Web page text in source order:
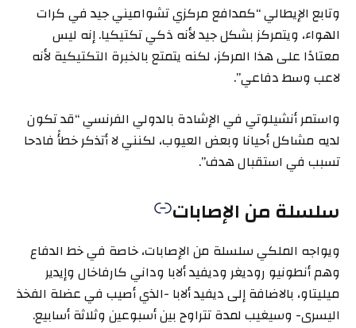
وتابع الإيطالي “كمدافع مركزي تشواميني جيد في كرات
الهواء، ويتمركز بشكل جيد لأنه ذكي تكتيكيا. إنه ليس
معتادًا على هذا المركز، لكنه يتمتع بالخبرة التكتيكية لأنه
لاعب وسط دفاعي”.
واستمر أنشيلوتي في الإشادة بالدولي الفرنسي “قد تكون
لديه مشاكل أحيانا وبعض العيوب، لكنني لا أتذكر خطأً فادحا
تسبب في استقبال هدف”.
سلسلة من الإصابات
ويواجه الملكي سلسلة من الإصابات، خاصة في خط الدفاع
وهم أنطونيو روديغر وديفيد ألابا وداني كارفاخال وإيدير
ميليتاو، بالاضافة إلى ديفيد ألابا -الذي أصيب في عضلة الفخذ
اليسرى- وسيغيب لمدة تتراوح بين أسبوعين وثلاثة أسابيع.